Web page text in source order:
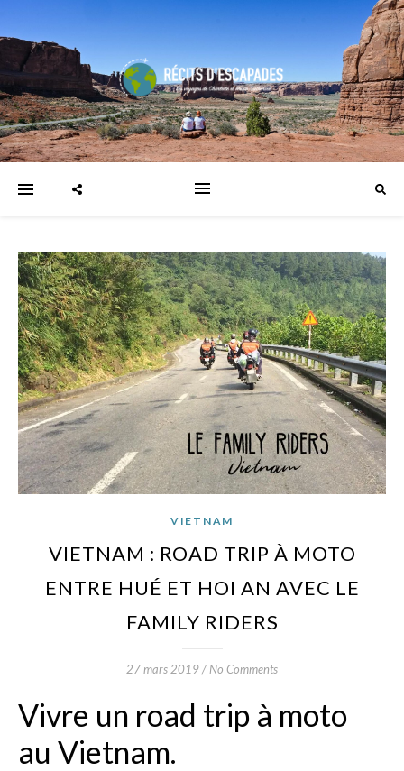
VIETNAM
VIETNAM : ROAD TRIP À MOTO
ENTRE HUÉ ET HOI AN AVEC LE
FAMILY RIDERS
27 mars 2019/ No Comments
Vivre un road trip à moto
au Vietnam.